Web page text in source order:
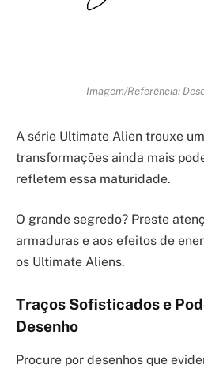
Imagem/Referência:
A série Ultimate Alien trouxe
transformações ainda mais
refletem essa maturidade.
O grande segredo? Preste
armaduras e aos efeitos de
os Ultimate Aliens.
Traços Sofisticados e
Desenho
Procure por desenhos que